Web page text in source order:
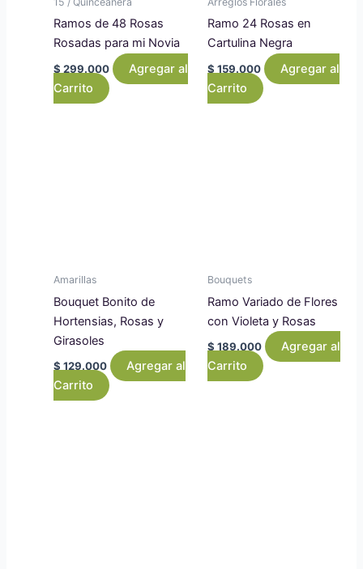
Ramos de 48 Rosas
Rosadas para mi Novia
$ 299.000
Agregar al
Carrito
Ramo 24 Rosas en
Cartulina Negra
$ 159.000
Agregar al
Carrito
Amarillas
Bouquet Bonito de
Hortensias, Rosas y
Girasoles
$ 129.000
Agregar al
Carrito
Bouquets
Ramo Variado de Flores
con Violeta y Rosas
$ 189.000
Agregar al
Carrito